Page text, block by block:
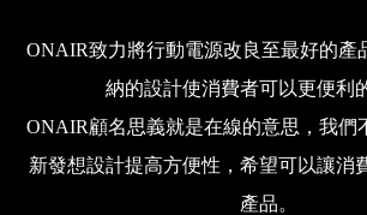
ONAIR致力將行動電源改良至最好的產
納的設計使消費者可以更便利
ONAIR顧名思義就是在線的意思，我們
新發想設計提高方便性，希望可以讓消
產品。